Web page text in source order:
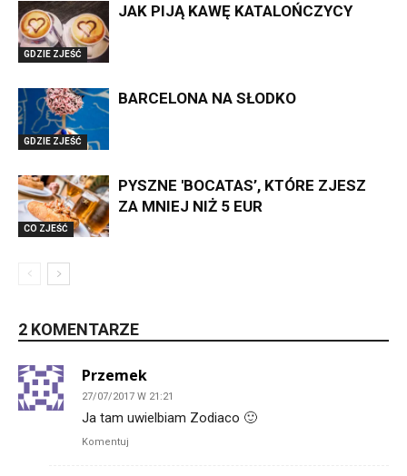
GDZIE ZJEŚĆ
JAK PIJĄ KAWĘ KATALOŃCZYCY
GDZIE ZJEŚĆ
BARCELONA NA SŁODKO
CO ZJEŚĆ
PYSZNE 'BOCATAS’, KTÓRE ZJESZ
ZA MNIEJ NIŻ 5 EUR
2 KOMENTARZE
Przemek
27/07/2017 W 21:21
Ja tam uwielbiam Zodiaco 🙂
Komentuj